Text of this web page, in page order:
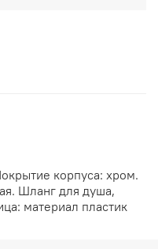
корпуса: хром.
Шланг для душа,
материал пластик